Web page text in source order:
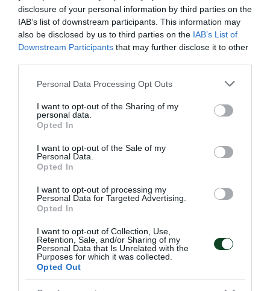
disclosure of your personal information by third parties on the
IAB’s list of downstream participants. This information may
also be disclosed by us to third parties on the IAB’s List of
Downstream Participants that may further disclose it to other
Please note that this website/app uses one or more Google
not limited to your visit or usage behaviour. You may click to
grant or deny consent to Google and its third-party tags to
use your data for below specified purposes in below Google
consent section.
Personal Data Processing Opt Outs
I want to opt-out of the Sharing of my
personal data.
Opted In
I want to opt-out of the Sale of my
Personal Data.
Opted In
I want to opt-out of processing my
Personal Data for Targeted Advertising.
Opted In
I want to opt-out of Collection, Use,
Retention, Sale, and/or Sharing of my
Personal Data that Is Unrelated with the
Purposes for which it was collected.
Opted Out
Στην τετράδα η Εθνική πόλο με
πέντε «πράσινους»
του Παγκοσμίου Κυπέλλου με πέντε παίκτες του
Παναθηναϊκού στη σύνθεσή της.
23.07.2026 ΠΟΛΟ ΑΝΔΡΩΝ
ΤΕΛΕΥΤΑΙΑ ΝΕΑ